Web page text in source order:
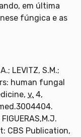
em última
fúngica e as
LEVITZ, S.M.;
human fungal
v. 4,
CBS Publication,